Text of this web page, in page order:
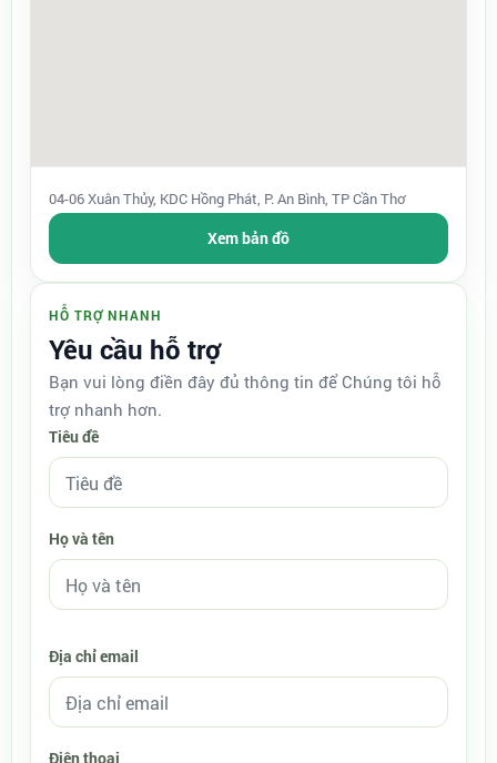
04-06 Xuân Thủy, KDC Hồng Phát, P. An Bình, TP Cần Thơ
Xem bản đồ
HỖ TRỢ NHANH
Yêu cầu hỗ trợ
Bạn vui lòng điền đây đủ thông tin để Chúng tôi hỗ
trợ nhanh hơn.
Tiêu đề
Họ và tên
Địa chỉ email
Điện thoại